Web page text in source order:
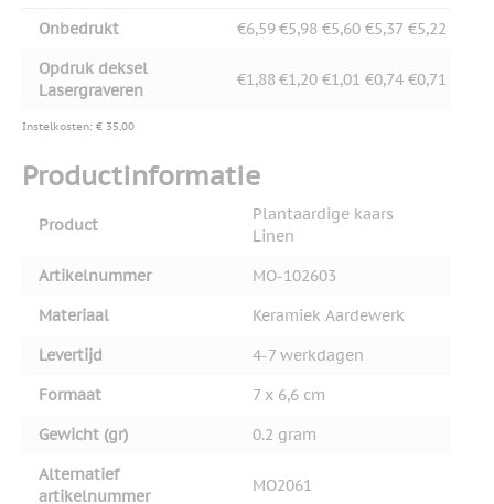
Onbedrukt €6,59€5,98 €5,60 €5,37 €5,22
Opdruk deksel
Lasergraveren
€1,88 €1,20 €1,01 €0,74 €0,71
Instelkosten: € 35,00
Productinformatie
Product
Plantaardige kaars
Linen
Artikelnummer
MO-102603
Materiaal
Keramiek Aardewerk
Levertijd
4-7 werkdagen
Formaat
7 x 6,6 cm
Gewicht (gr)
0.2 gram
Alternatief
artikelnummer
MO2061